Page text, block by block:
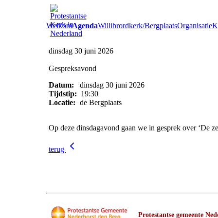
WelkomAgendaWillibrordkerk/BergplaatsOrganisatie
dinsdag 30 juni 2026
Gespreksavond
Datum:
dinsdag 30 juni 2026
Tijdstip: 19:30
Locatie: de Bergplaats
Op deze dinsdagavond gaan we in gesprek over ‘De
terug
Protestantse gemeente